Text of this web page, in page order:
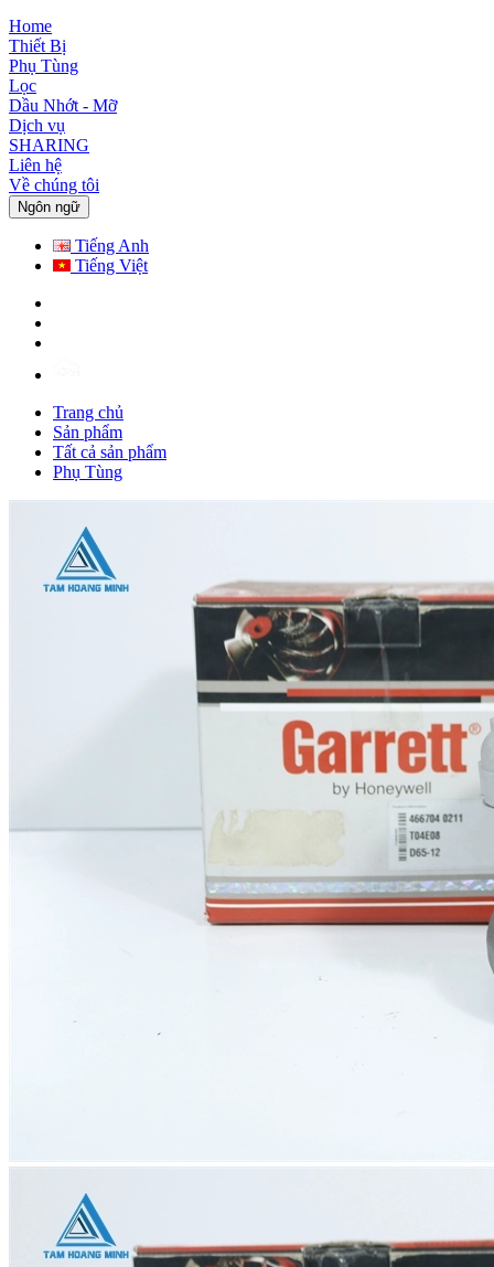
Home
Thiết Bị
Phụ Tùng
Lọc
Dầu Nhớt - Mỡ
Dịch vụ
SHARING
Liên hệ
Về chúng tôi
Ngôn ngữ
Tiếng Anh
Tiếng Việt
Trang chủ
Sản phẩm
Tất cả sản phẩm
Phụ Tùng